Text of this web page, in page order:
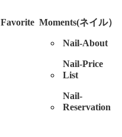
Favorite Moments(ネイル）
Nail-About
Nail-Price
List
Nail-
Reservation